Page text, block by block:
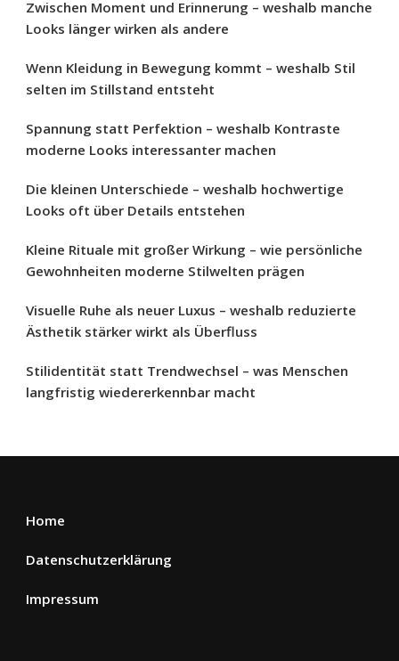
Zwischen Moment und Erinnerung – weshalb manche
Looks länger wirken als andere
Wenn Kleidung in Bewegung kommt – weshalb Stil
selten im Stillstand entsteht
Spannung statt Perfektion – weshalb Kontraste
moderne Looks interessanter machen
Die kleinen Unterschiede – weshalb hochwertige
Looks oft über Details entstehen
Kleine Rituale mit großer Wirkung – wie persönliche
Gewohnheiten moderne Stilwelten prägen
Visuelle Ruhe als neuer Luxus – weshalb reduzierte
Ästhetik stärker wirkt als Überfluss
Stilidentität statt Trendwechsel – was Menschen
langfristig wiedererkennbar macht
Home
Datenschutzerklärung
Impressum